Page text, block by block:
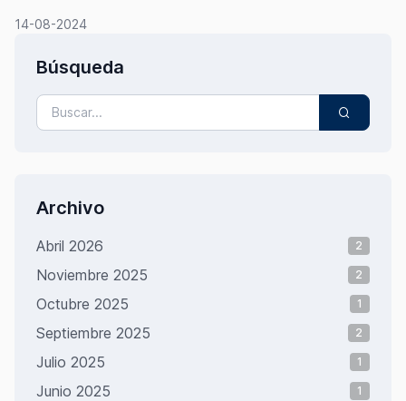
14-08-2024
Búsqueda
Archivo
Abril 2026 2
Noviembre 2025 2
Octubre 2025 1
Septiembre 2025 2
Julio 2025 1
Junio 2025 1